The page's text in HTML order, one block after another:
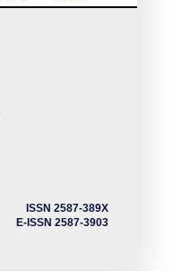
ISSN 2587-389X
E-ISSN 2587-3903